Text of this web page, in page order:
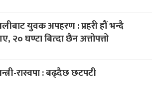
युवक अपहरण : प्रहरी हौं भन्दै
२० घण्टा बित्दा छैन अत्तोपत्तो
रास्वपा : बढ्दैछ छटपटी